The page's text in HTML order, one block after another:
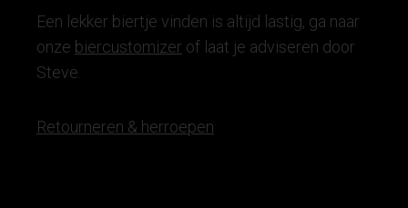
Een lekker biertje vinden is altijd lastig, ga naar
onze biercustomizer of laat je adviseren door
Steve.
Retourneren & herroepen